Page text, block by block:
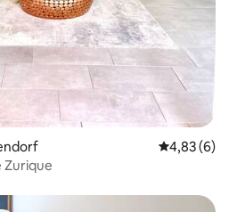
4,83 de uma
4,83 (6)
Zurique